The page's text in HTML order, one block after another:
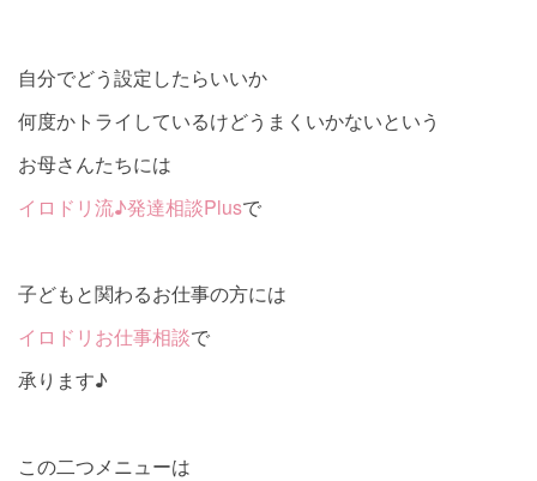
自分でどう設定したらいいか
何度かトライしているけどうまくいかないという
お母さんたちには
イロドリ流♪発達相談Plusで
子どもと関わるお仕事の方には
イロドリお仕事相談で
承ります♪
この二つメニューは